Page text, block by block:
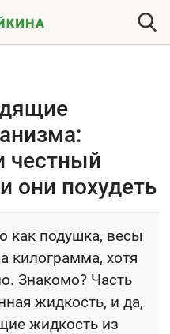
честный
они похудеть
как подушка, весы
килограмма, хотя
Знакомо? Часть
жидкость, и да,
жидкость из